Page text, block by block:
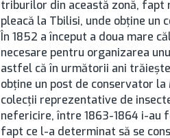
triburilor din această zonă, fapt
pleacă la Tbilisi, unde obţine
În 1852 a început a doua mare
necesare pentru organizarea
astfel că în următorii ani
obţine un post de conservator la
colecţii reprezentative de
nefericire, între 1863-1864 i-au
fapt ce l-a determinat să se